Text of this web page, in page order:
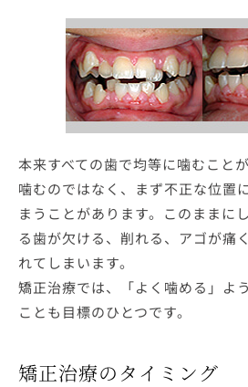
本来すべての歯で均等に噛むこと
噛むのではなく、まず不正な位置
まうことがあります。このままに
る歯が欠ける、削れる、アゴが痛
れてしまいます。
矯正治療では、「よく噛める」よ
ことも目標のひとつです。
矯正治療のタイミング